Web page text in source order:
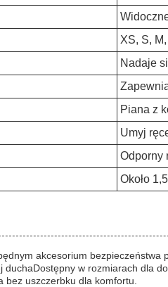
XS, S,
Nadaje
Piana z
Umyj
Odporny
Około
akcesorium
duchaDostępny w rozmiarach dla
bez uszczerbku dla komfortu.